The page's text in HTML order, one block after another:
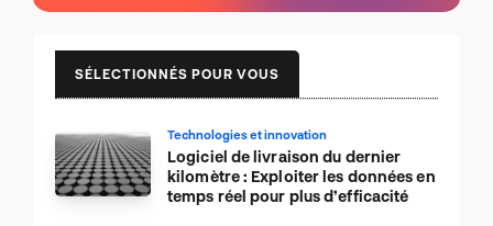
SÉLECTIONNÉS POUR VOUS
Technologies et innovation
Logiciel de livraison du dernier
kilomètre : Exploiter les données en
temps réel pour plus d’efficacité